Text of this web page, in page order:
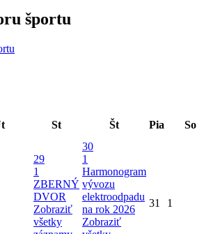
športu
St Št Pia
So
29
1
ZBERNÝ
DVOR
Zobraziť
všetky
30
1
Harmonogram
vývozu
elektroodpadu
na rok 2026
Zobraziť
31 1